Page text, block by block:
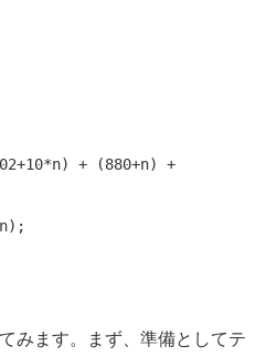
+ (880+n) +
みます。まず、準備としてテ